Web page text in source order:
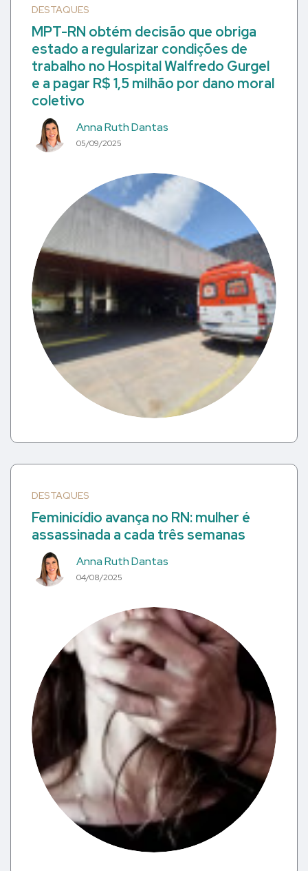
DESTAQUES
MPT-RN obtém decisão que obriga
estado a regularizar condições de
trabalho no Hospital Walfredo Gurgel
e a pagar R$ 1,5 milhão por dano moral
coletivo
Anna Ruth Dantas
05/09/2025
DESTAQUES
Feminicídio avança no RN: mulher é
assassinada a cada três semanas
Anna Ruth Dantas
04/08/2025